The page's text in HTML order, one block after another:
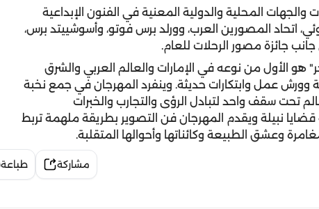
المحلية والدولية المعنية في الفنون الإبداعية
اتحاد المصورين العرب، وورلد برس فوتو، وأسوشييتد برس،
جانب جائزة مصور الرحلات للعام.
هو الأول من نوعه في الإمارات والعالم العربي والشرق
عمل وابتكارات حديثة. وينفرد المهرجان في جمع نخبة
تحت سقف واحد لتبادل الرؤى والتجارب والخبرات
نبيلة ويقدم المهرجان فن التصوير بطريقة ملهمة تربط
وعشق الطبيعة وكائناتها وأحوالها المتقلبة.
مشاركة طباعة